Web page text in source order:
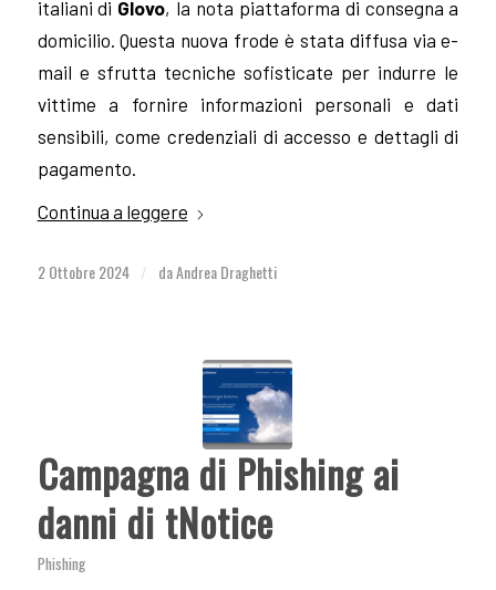
italiani di Glovo, la nota piattaforma di consegna a
domicilio. Questa nuova frode è stata diffusa via e-
mail e sfrutta tecniche sofisticate per indurre le
vittime a fornire informazioni personali e dati
sensibili, come credenziali di accesso e dettagli di
pagamento.
Continua a leggere
2 Ottobre 2024 / daAndrea Draghetti
Campagna di Phishing ai
danni di tNotice
Phishing